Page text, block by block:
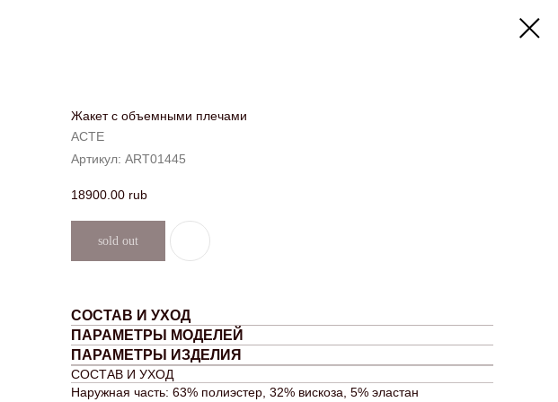
Жакет с объемными плечами
ACTE
Артикул: ART01445
18900.00 rub
СОСТАВ И УХОД
ПАРАМЕТРЫ МОДЕЛЕЙ
ПАРАМЕТРЫ ИЗДЕЛИЯ
СОСТАВ И УХОД
Наружная часть: 63% полиэстер, 32% вискоза, 5% эластан